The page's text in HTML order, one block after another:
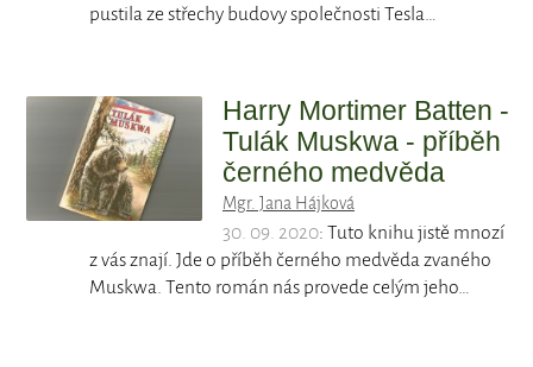
pustila ze střechy budovy společnosti Tesla…
Harry Mortimer Batten -
Tulák Muskwa - příběh
černého medvěda
Mgr. Jana Hájková
30. 09. 2020: Tuto knihu jistě mnozí
z vás znají. Jde o příběh černého medvěda zvaného
Muskwa. Tento román nás provede celým jeho…